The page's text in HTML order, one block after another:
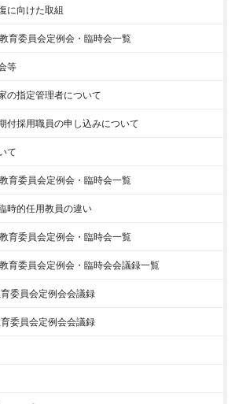
に向けた取組
育委員会定例会・臨時会一覧
等
の指定管理者について
付採用職員の申し込みについて
て
育委員会定例会・臨時会一覧
時的任用教員の違い
育委員会定例会・臨時会一覧
育委員会定例会・臨時会会議録一覧
委員会定例会会議録
委員会定例会会議録